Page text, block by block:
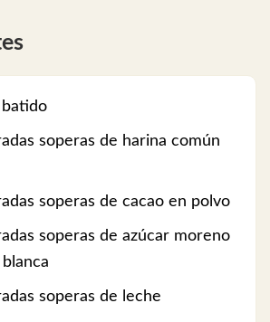
soperas de harina común
soperas de cacao en polvo
soperas de azúcar moreno
soperas de leche